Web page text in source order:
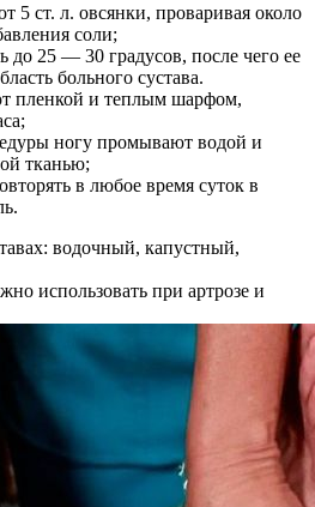
5 ст. л. овсянки, проваривая около
соли;
до 25 — 30 градусов, после чего ее
больного сустава.
пленкой и теплым шарфом,
ногу промывают водой и
тканью;
в любое время суток в
использовать при артрозе и